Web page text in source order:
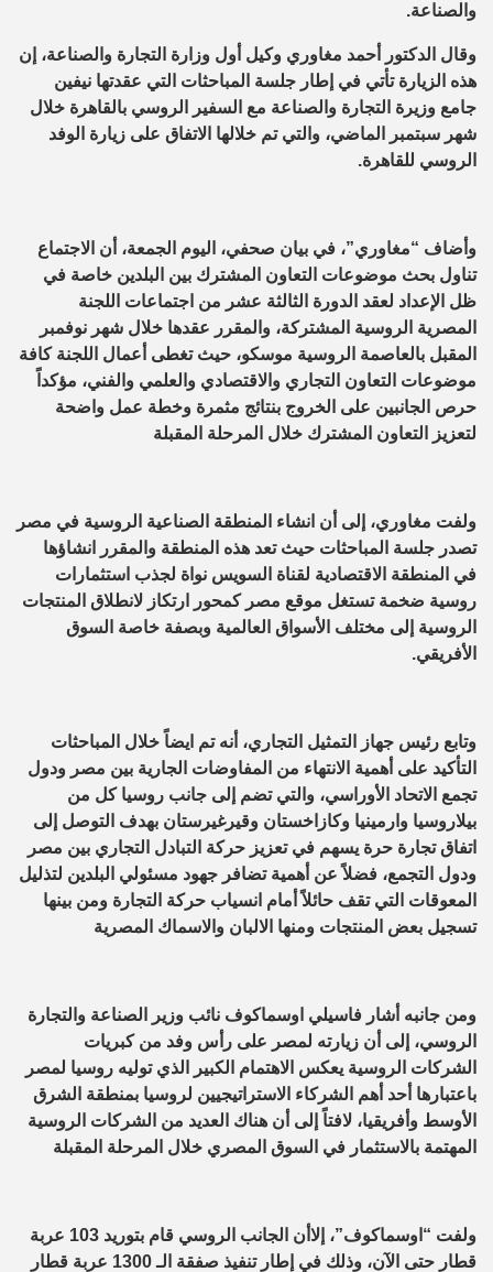
والصناعة.
وقال الدكتور أحمد مغاوري وكيل أول وزارة التجارة والصناعة، إن
هذه الزيارة تأتي في إطار جلسة المباحثات التي عقدتها نيفين
جامع وزيرة التجارة والصناعة مع السفير الروسي بالقاهرة خلال
شهر سبتمبر الماضي، والتي تم خلالها الاتفاق على زيارة الوفد
الروسي للقاهرة.
وأضاف “مغاوري”، في بيان صحفي، اليوم الجمعة، أن الاجتماع
تناول بحث موضوعات التعاون المشترك بين البلدين خاصة في
ظل الإعداد لعقد الدورة الثالثة عشر من اجتماعات اللجنة
المصرية الروسية المشتركة، والمقرر عقدها خلال شهر نوفمبر
المقبل بالعاصمة الروسية موسكو، حيث تغطى أعمال اللجنة كافة
موضوعات التعاون التجاري والاقتصادي والعلمي والفني، مؤكداً
حرص الجانبين على الخروج بنتائج مثمرة وخطة عمل واضحة
لتعزيز التعاون المشترك خلال المرحلة المقبلة
ولفت مغاوري، إلى أن انشاء المنطقة الصناعية الروسية في مصر
تصدر جلسة المباحثات حيث تعد هذه المنطقة والمقرر انشاؤها
في المنطقة الاقتصادية لقناة السويس نواة لجذب استثمارات
روسية ضخمة تستغل موقع مصر كمحور ارتكاز لانطلاق المنتجات
الروسية إلى مختلف الأسواق العالمية وبصفة خاصة السوق
الأفريقي.
وتابع رئيس جهاز التمثيل التجاري، أنه تم ايضاً خلال المباحثات
التأكيد على أهمية الانتهاء من المفاوضات الجارية بين مصر ودول
تجمع الاتحاد الأوراسي، والتي تضم إلى جانب روسيا كل من
بيلاروسيا وارمينيا وكازاخستان وقيرغيرستان بهدف التوصل إلى
اتفاق تجارة حرة يسهم في تعزيز حركة التبادل التجاري بين مصر
ودول التجمع، فضلاً عن أهمية تضافر جهود مسئولي البلدين لتذليل
المعوقات التي تقف حائلاً أمام انسياب حركة التجارة ومن بينها
تسجيل بعض المنتجات ومنها الالبان والاسماك المصرية
ومن جانبه أشار فاسيلي اوسماكوف نائب وزير الصناعة والتجارة
الروسي، إلى أن زيارته لمصر على رأس وفد من كبريات
الشركات الروسية يعكس الاهتمام الكبير الذي توليه روسيا لمصر
باعتبارها أحد أهم الشركاء الاستراتيجيين لروسيا بمنطقة الشرق
الأوسط وأفريقيا، لافتاً إلى أن هناك العديد من الشركات الروسية
المهتمة بالاستثمار في السوق المصري خلال المرحلة المقبلة
ولفت “اوسماكوف”، إلاأن الجانب الروسي قام بتوريد 103 عربة
قطار حتى الآن، وذلك في إطار تنفيذ صفقة الـ 1300 عربة قطار